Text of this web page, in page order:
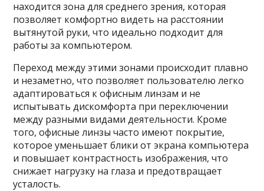
находится зона для среднего зрения, которая
позволяет комфортно видеть на расстоянии
вытянутой руки, что идеально подходит для
работы за компьютером.
Переход между этими зонами происходит плавно
и незаметно, что позволяет пользователю легко
адаптироваться к офисным линзам и не
испытывать дискомфорта при переключении
между разными видами деятельности. Кроме
того, офисные линзы часто имеют покрытие,
которое уменьшает блики от экрана компьютера
и повышает контрастность изображения, что
снижает нагрузку на глаза и предотвращает
усталость.